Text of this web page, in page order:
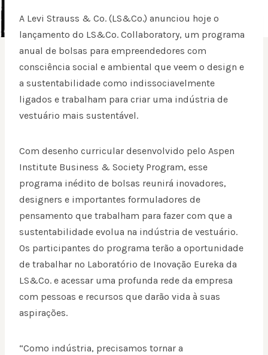
A Levi Strauss & Co. (LS&Co.) anunciou hoje o
lançamento do LS&Co. Collaboratory, um programa
anual de bolsas para empreendedores com
consciência social e ambiental que veem o design e
a sustentabilidade como indissociavelmente
ligados e trabalham para criar uma indústria de
vestuário mais sustentável.
Com desenho curricular desenvolvido pelo Aspen
Institute Business & Society Program, esse
programa inédito de bolsas reunirá inovadores,
designers e importantes formuladores de
pensamento que trabalham para fazer com que a
sustentabilidade evolua na indústria de vestuário.
Os participantes do programa terão a oportunidade
de trabalhar no Laboratório de Inovação Eureka da
LS&Co. e acessar uma profunda rede da empresa
com pessoas e recursos que darão vida à suas
aspirações.
“Como indústria, precisamos tornar a